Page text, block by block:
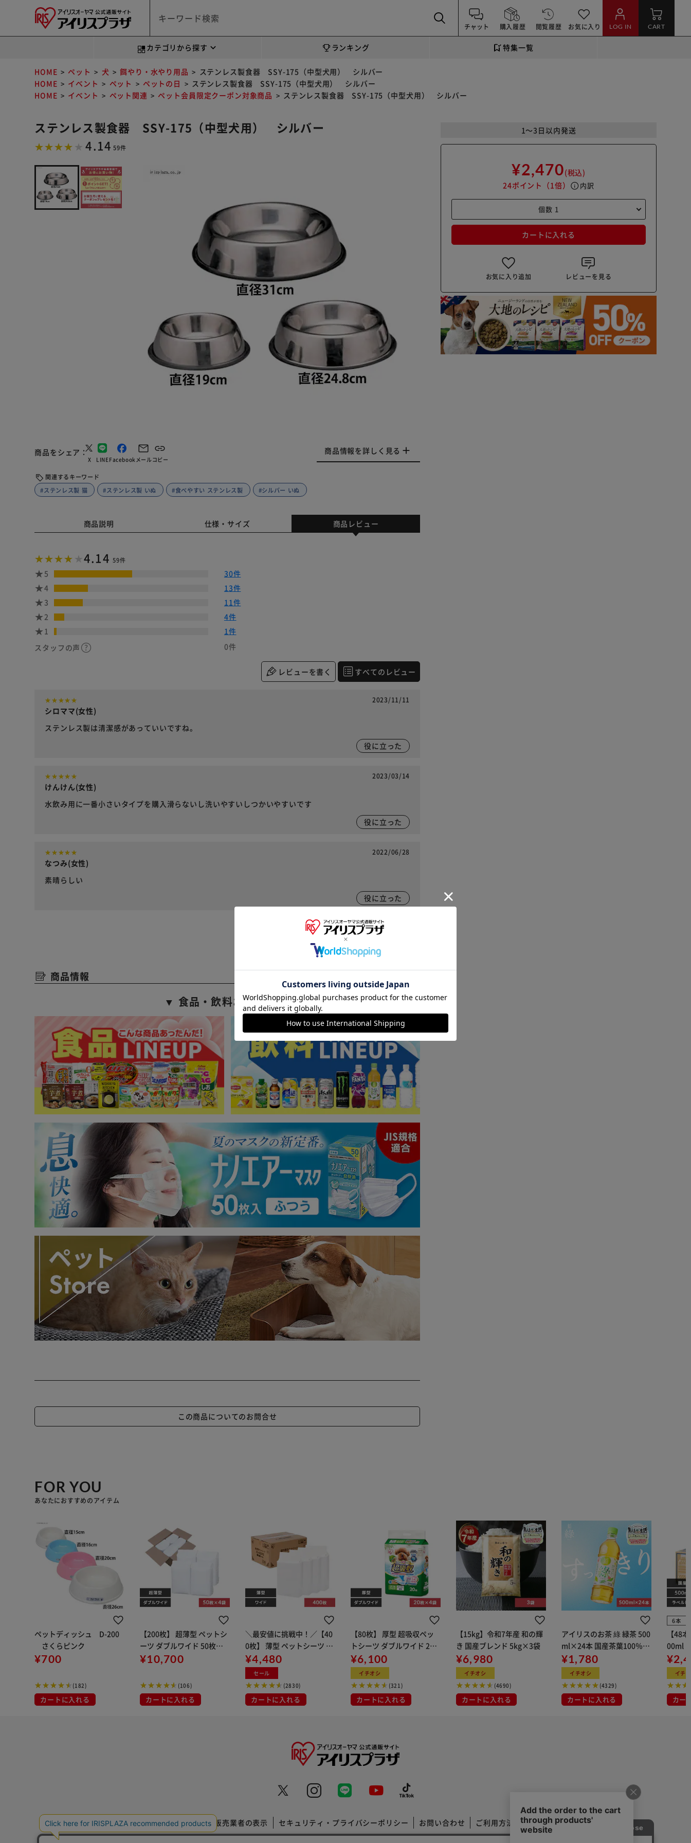
チャット 購入履歴 閲覧履歴 お気に入り LOG IN CART
カテゴリから探す ランキング 特集一覧
HOME ペット 犬 餌やり・水やり用品
ステンレス製食器 SSY-175（中型犬用） シルバー
HOME
イベント ペット ペットの日
ステンレス製食器 SSY-175（中型犬用） シルバー
HOME
イベント ペット関連 ペット会員限定クーポン対象商品 ステンレス製食器 SSY-175（中型犬用） シルバー
ステンレス製食器 SSY-175（中型犬用） シルバー
4.14 59件
商品をシェア
X LINEFacebookメールコピー
商品情報を詳しく見る
関連するキーワード
#ステンレス製 猫
#ステンレス製 いぬ #食べやすい ステンレス製 #シルバー いぬ
1～3日以内発送
¥2,470(税込)
24ポイント （1倍） info 内訳
カートに入れる
お気に入り追加 レビューを見る
商品説明 仕様・サイズ 商品レビュー
4.14 59件
5
30件
4
13件
3
11件
2
4件
1
1件
スタッフの声
0件
レビューを書く すべてのレビュー
2023/11/11
シロママ(女性)
ステンレス製は清潔感があっていいですね。
役に立った
2023/03/14
けんけん(女性)
水飲み用に一番小さいタイプを購入滑らないし洗いやすいしつかいやすいです
役に立った
2022/06/28
なつみ(女性)
素晴らしい
役に立った
商品情報
▼ 食品・飲料おすすめ ▼
この商品についてのお問合せ
FOR YOU
あなたにおすすめのアイテム
ペットディッシュ D-200
さくらピンク
¥700
(182)
カートに入れる
【200枚】 超薄型 ペットシ
ーツ ダブルワイド 50枚×4
袋
¥10,700
(106)
カートに入れる
＼最安値に挑戦中！／【40
0枚】 薄型 ペットシーツ ワ
イド 100枚×4袋
¥4,480
セール
(2830)
カートに入れる
【80枚】 厚型 超吸収ペッ
トシーツ ダブルワイド 20
枚×4袋 犬 トイレ
¥6,100
イチオシ
(321)
カートに入れる
【15kg】令和7年産 和の輝
き 国産ブレンド 5kg×3袋
¥6,980
イチオシ
(4690)
カートに入れる
アイリスのお茶 綠 緑茶 500
ml×24本 国産茶葉100％使
用
¥1,780
イチオシ
(4329)
カートに入れる
6本
【48
00ml
イチ
カー
特定商取引法に基づく通信販売業者の表示 セキュリティ・プライバシーポリシー お問い合わせ ご利用方法 ご利用規約
※ご確認ください